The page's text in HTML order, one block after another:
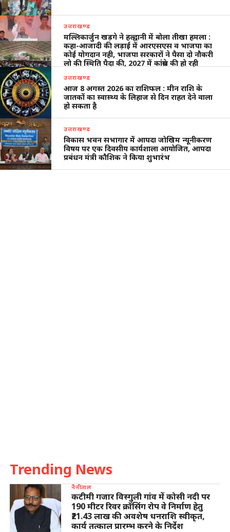
उत्तराखण्ड
मल्लिकार्जुन खड़गे ने हल्द्वानी में बोला तीखा हमला :
कहा-आजादी की लड़ाई में आरएसएस व भाजपा का
कोई योगदान नही, भाजपा सरकारों ने पैसा दो नौकरी
लो की स्थिति पैदा की, 2027 में कांंग्रेस की हो रही
उत्तराखण्ड
आज 8 अगस्त 2026 का राशिफल : मीन राशि के
जातकों का स्वास्थ्य के लिहाज से दिन राहत देने वाला
हो सकता है
उत्तराखण्ड
विकास भवन सभागार में आपदा जोखिम न्यूनीकरण
विषय पर एक दिवसीय कार्यशाला आयोजित, आपदा
प्रबंधन मंत्री कौशिक ने किया शुभारंभ
Trending News
नैनीताल
कटीमी गजार विस्गुली गांव में कोसी नदी पर
190 मीटर रिवर क्रॉसिंग रोप वे निर्माण हेतु
₹21.43 लाख की अवशेष धनराशि स्वीकृत,
कार्य तत्काल प्रारम्भ करने के निर्देश